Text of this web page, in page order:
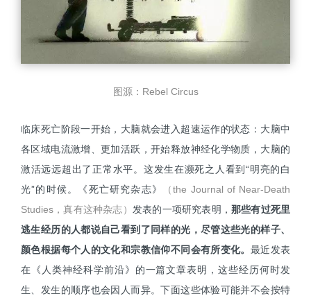
图源：Rebel Circus
临床死亡阶段一开始，大脑就会进入超速运作的状态：大脑中
各区域电流激增、更加活跃，开始释放神经化学物质，大脑的
激活远远超出了正常水平。这发生在濒死之人看到“明亮的白
光”的时候。《死亡研究杂志》
（the Journal of Near-Death
Studies，真有这种杂志） 发表的一项研究表明， 那些有过死里
逃生经历的人都说自己看到了同样的光，尽管这些光的样子、
颜色根据每个人的文化和宗教信仰不同会有所变化。 最近发表
在《人类神经科学前沿》的一篇文章表明，这些经历何时发
生、发生的顺序也会因人而异。下面这些体验可能并不会按特